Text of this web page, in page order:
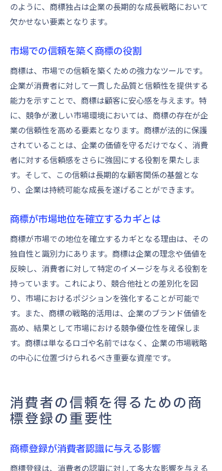
のように、商標独占は企業の長期的な成長戦略において
欠かせない要素となります。
市場での信頼を築く商標の役割
商標は、市場での信頼を築くための強力なツールです。
企業が消費者に対して一貫した品質と信頼性を提供する
能力を示すことで、商標は顧客に安心感を与えます。特
に、競争が激しい市場環境においては、商標の存在が企
業の信頼性を高める要素となります。商標が法的に保護
されていることは、企業の価値を守るだけでなく、消費
者に対する信頼感をさらに強固にする役割を果たしま
す。そして、この信頼は長期的な顧客関係の基盤とな
り、企業は持続可能な成長を遂げることができます。
商標が市場地位を確立するカギとは
商標が市場での地位を確立するカギとなる理由は、その
独自性と識別力にあります。商標は企業の理念や価値を
反映し、消費者に対して特定のイメージを与える役割を
持っています。これにより、競合他社との差別化を図
り、市場におけるポジションを強化することが可能で
す。また、商標の戦略的活用は、企業のブランド価値を
高め、結果として市場における競争優位性を確保しま
す。商標は単なるロゴや名前ではなく、企業の市場戦略
の中心に位置づけられるべき重要な資産です。
消費者の信頼を得るための商
標登録の重要性
商標登録が消費者認識に与える影響
商標登録は、消費者の認識に対して多大な影響を与える